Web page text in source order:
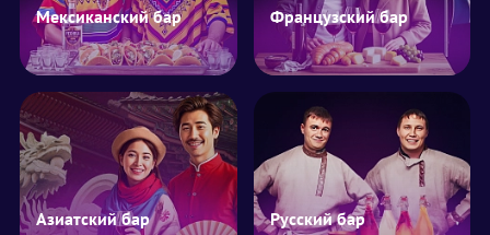
Мексиканский бар Французский бар
Азиатский бар Русский бар